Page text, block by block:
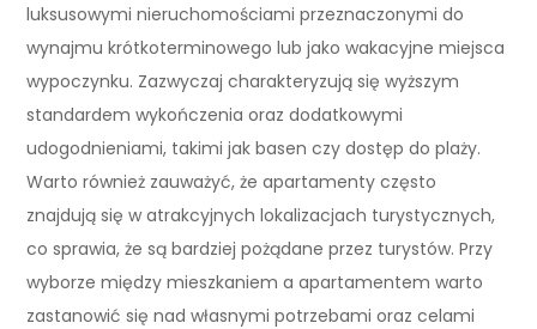
luksusowymi nieruchomościami przeznaczonymi do
wynajmu krótkoterminowego lub jako wakacyjne miejsca
wypoczynku. Zazwyczaj charakteryzują się wyższym
standardem wykończenia oraz dodatkowymi
udogodnieniami, takimi jak basen czy dostęp do plaży.
Warto również zauważyć, że apartamenty często
znajdują się w atrakcyjnych lokalizacjach turystycznych,
co sprawia, że są bardziej pożądane przez turystów. Przy
wyborze między mieszkaniem a apartamentem warto
zastanowić się nad własnymi potrzebami oraz celami